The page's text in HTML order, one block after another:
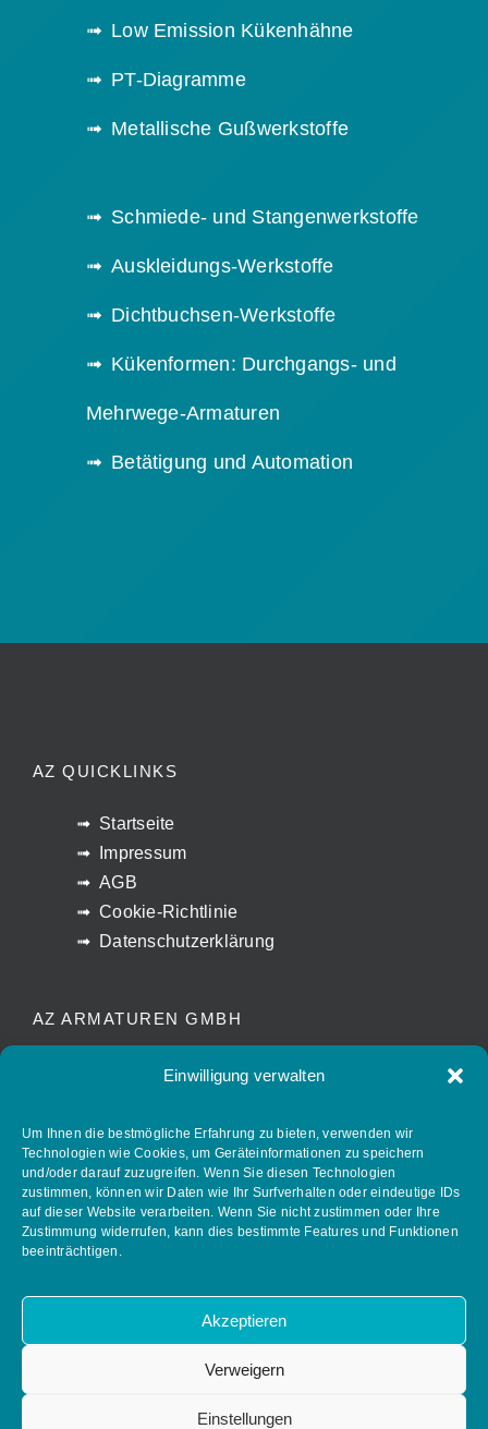
Einwilligung verwalten
Um Ihnen die bestmögliche Erfahrung zu bieten, verwenden wir
Technologien wie Cookies, um Geräteinformationen zu speichern
und/oder darauf zuzugreifen. Wenn Sie diesen Technologien
zustimmen, können wir Daten wie Ihr Surfverhalten oder eindeutige IDs
auf dieser Website verarbeiten. Wenn Sie nicht zustimmen oder Ihre
Zustimmung widerrufen, kann dies bestimmte Features und Funktionen
beeinträchtigen.
Akzeptieren
Verweigern
Einstellungen
Low Emission Kükenhähne
PT-Diagramme
Metallische Gußwerkstoffe
Schmiede- und Stangenwerkstoffe
Auskleidungs-Werkstoffe
Dichtbuchsen-Werkstoffe
Kükenformen: Durchgangs- und
Mehrwege-Armaturen
Betätigung und Automation
AZ QUICKLINKS
Startseite
Impressum
AGB
Cookie-Richtlinie
Datenschutzerklärung
AZ ARMATUREN GMBH
Waldstrasse 7
info@az-armaturen.de
+ 49 (0) 7721 7504-0
FOLLOW AZ ARMATUREN